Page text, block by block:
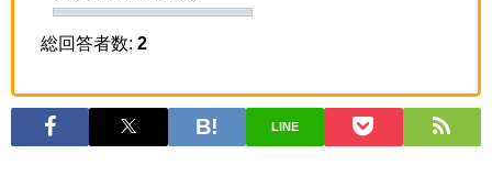
総回答者数: 2
LINE